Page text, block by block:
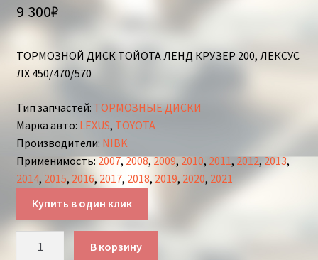
9 300₽
ТОРМОЗНОЙ ДИСК ТОЙОТА ЛЕНД КРУЗЕР 200, ЛЕКСУС
ЛХ 450/470/570
Тип запчастей: ТОРМОЗНЫЕ ДИСКИ
Марка авто: LEXUS, TOYOTA
Производители: NIBK
Применимость:2007,2008,2009,2010, 2011, 2012,2013,
2014, 2015, 2016, 2017, 2018, 2019, 2020, 2021
Купить в один клик
В корзину